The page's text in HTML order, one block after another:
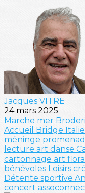
Jacques VITRE
24 mars 2025
Marche mer
Accueil Bridge
méninge
lecture art danse
cartonnage art floral
bénévoles Loisirs
Détente sportive
concert